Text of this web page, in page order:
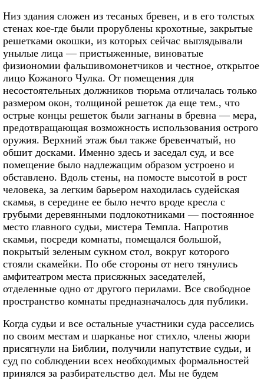
Низ здания сложен из тесаных бревен, и в его толстых
стенах кое-где были прорублены крохотные, закрытые
решетками окошки, из которых сейчас выглядывали
унылые лица — пристыженные, виноватые
физиономии фальшивомонетчиков и честное, открытое
лицо Кожаного Чулка. От помещения для
несостоятельных должников тюрьма отличалась только
размером окон, толщиной решеток да еще тем., что
острые концы решеток были загнаны в бревна — мера,
предотвращающая возможность использования острого
оружия. Верхний этаж был также бревенчатый, но
обшит досками. Именно здесь и заседал суд, и все
помещение было надлежащим образом устроено и
обставлено. Вдоль стены, на помосте высотой в рост
человека, за легким барьером находилась судейская
скамья, в середине ее было нечто вроде кресла с
грубыми деревянными подлокотниками — постоянное
место главного судьи, мистера Темпла. Напротив
скамьи, посреди комнаты, помещался большой,
покрытый зеленым сукном стол, вокруг которого
стояли скамейки. По обе стороны от него тянулись
амфитеатром места присяжных заседателей,
отделенные одно от другого перилами. Все свободное
пространство комнаты предназначалось для публики.
Когда судьи и все остальные участники суда расселись
по своим местам и шарканье ног стихло, члены жюри
присягнули на Библии, получили напутствие судьи, и
суд по соблюдении всех необходимых формальностей
принялся за разбирательство дел. Мы не будем